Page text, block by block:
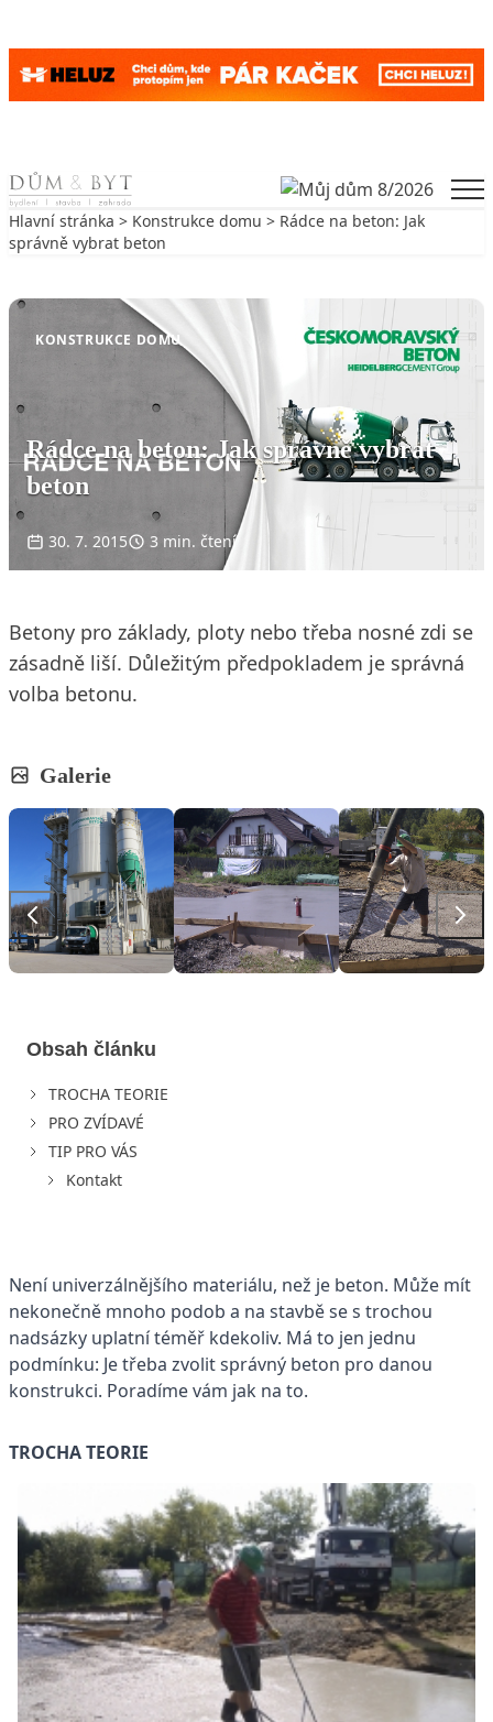
Skip to content
Hlavní stránka > Konstrukce domu > Rádce na beton: Jak
správně vybrat beton
KONSTRUKCE DOMU
Rádce na beton: Jak správně vybrat
beton
30. 7. 2015 3 min. čtení
Betony pro základy, ploty nebo třeba nosné zdi se
zásadně liší. Důležitým předpokladem je správná
volba betonu.
Galerie
Obsah článku
TROCHA TEORIE
PRO ZVÍDAVÉ
TIP PRO VÁS
Kontakt
Není univerzálnějšího materiálu, než je beton. Může mít
nekonečně mnoho podob a na stavbě se s trochou
nadsázky uplatní téměř kdekoliv. Má to jen jednu
podmínku: Je třeba zvolit správný beton pro danou
konstrukci. Poradíme vám jak na to.
TROCHA TEORIE